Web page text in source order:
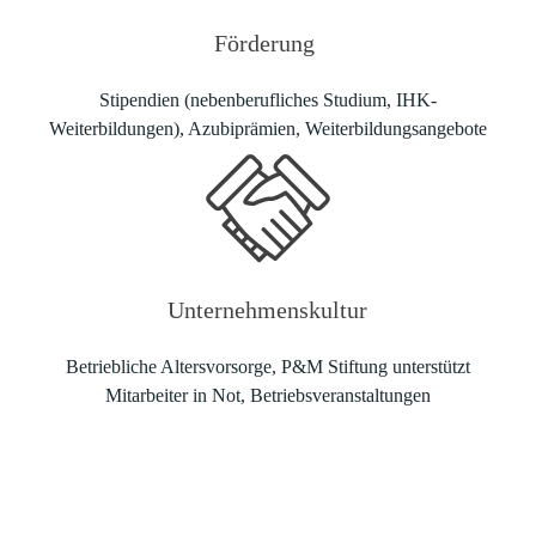
Förderung
Stipendien (nebenberufliches Studium, IHK-
Weiterbildungen), Azubiprämien, Weiterbildungsangebote
Unternehmenskultur
Betriebliche Altersvorsorge, P&M Stiftung unterstützt
Mitarbeiter in Not, Betriebsveranstaltungen